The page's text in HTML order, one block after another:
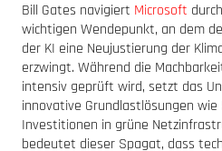
Bill Gates navigiert Microsoft
wichtigen Wendepunkt, an dem
der KI eine Neujustierung der
erzwingt. Während die
intensiv geprüft wird, setzt das
innovative Grundlastlösungen
Investitionen in grüne
bedeutet dieser Spagat, dass